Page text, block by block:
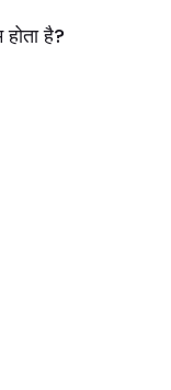
है?